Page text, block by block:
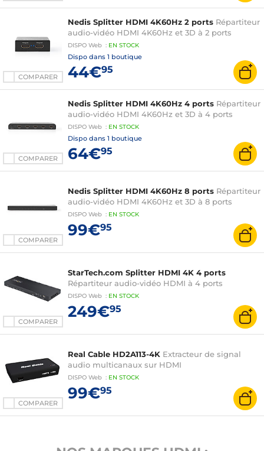
COMPARER
Nedis Splitter HDMI 4K60Hz 2 ports Répartiteur
audio-vidéo HDMI 4K60Hz et 3D à 2 ports
DISPO Web : EN STOCK
Dispo dans 1 boutique
44€95
COMPARER
Nedis Splitter HDMI 4K60Hz 4 ports Répartiteur
audio-vidéo HDMI 4K60Hz et 3D à 4 ports
DISPO Web : EN STOCK
Dispo dans 1 boutique
64€95
COMPARER
Nedis Splitter HDMI 4K60Hz 8 ports Répartiteur
audio-vidéo HDMI 4K60Hz et 3D à 8 ports
DISPO Web : EN STOCK
99€95
COMPARER
StarTech.com Splitter HDMI 4K 4 ports
Répartiteur audio-vidéo HDMI à 4 ports
DISPO Web : EN STOCK
249€95
COMPARER
Real Cable HD2A113-4K Extracteur de signal
audio multicanaux sur HDMI
DISPO Web : EN STOCK
99€95